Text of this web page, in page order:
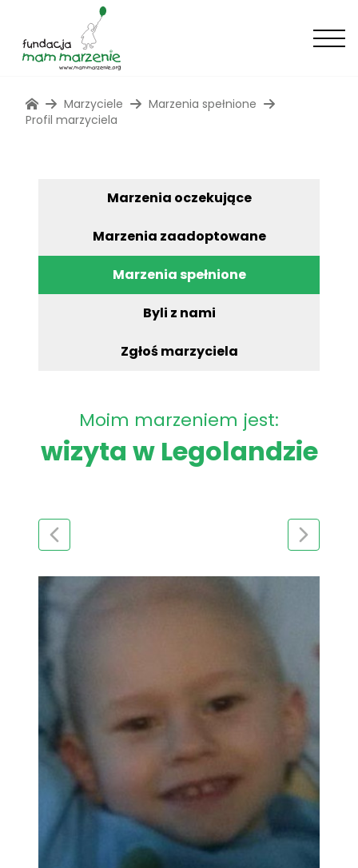
Marzyciele
Marzenia spełnione
Profil marzyciela
Marzenia oczekujące
Marzenia zaadoptowane
Marzenia spełnione
Byli z nami
Zgłoś marzyciela
Moim marzeniem jest:
wizyta w Legolandzie